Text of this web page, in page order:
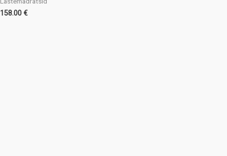
158.00 €